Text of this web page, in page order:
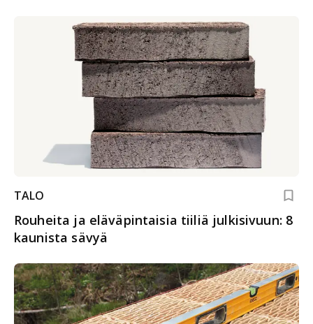
TALO
Rouheita ja eläväpintaisia tiiliä julkisivuun: 8
kaunista sävyä